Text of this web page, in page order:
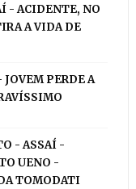
- ACIDENTE, NO
A VIDA DE
PERDE A
- ASSAÍ -
UENO -
TOMODATI